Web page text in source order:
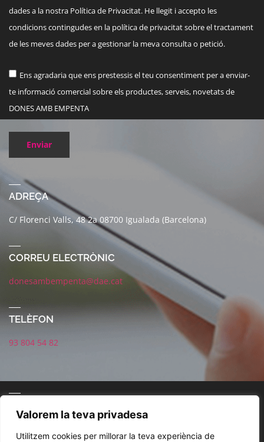
Valorem la teva privadesa
Utilitzem cookies per millorar la teva experiència de
dades a la nostra Política de Privacitat. He llegit i accepto les
condicions contingudes en la política de privacitat sobre el tractament
de les meves dades per a gestionar la meva consulta o petició.
Ens agradaria que ens prestessis el teu consentiment per a enviar-
te informació comercial sobre els productes, serveis, novetats de
DONES AMB EMPENTA
Enviar
ADREÇA
C/ Florenci Valls, 48 2a 08700 Igualada (Barcelona)
CORREU ELECTRÒNIC
donesambempenta@dae.cat
TELÈFON
93 804 54 82